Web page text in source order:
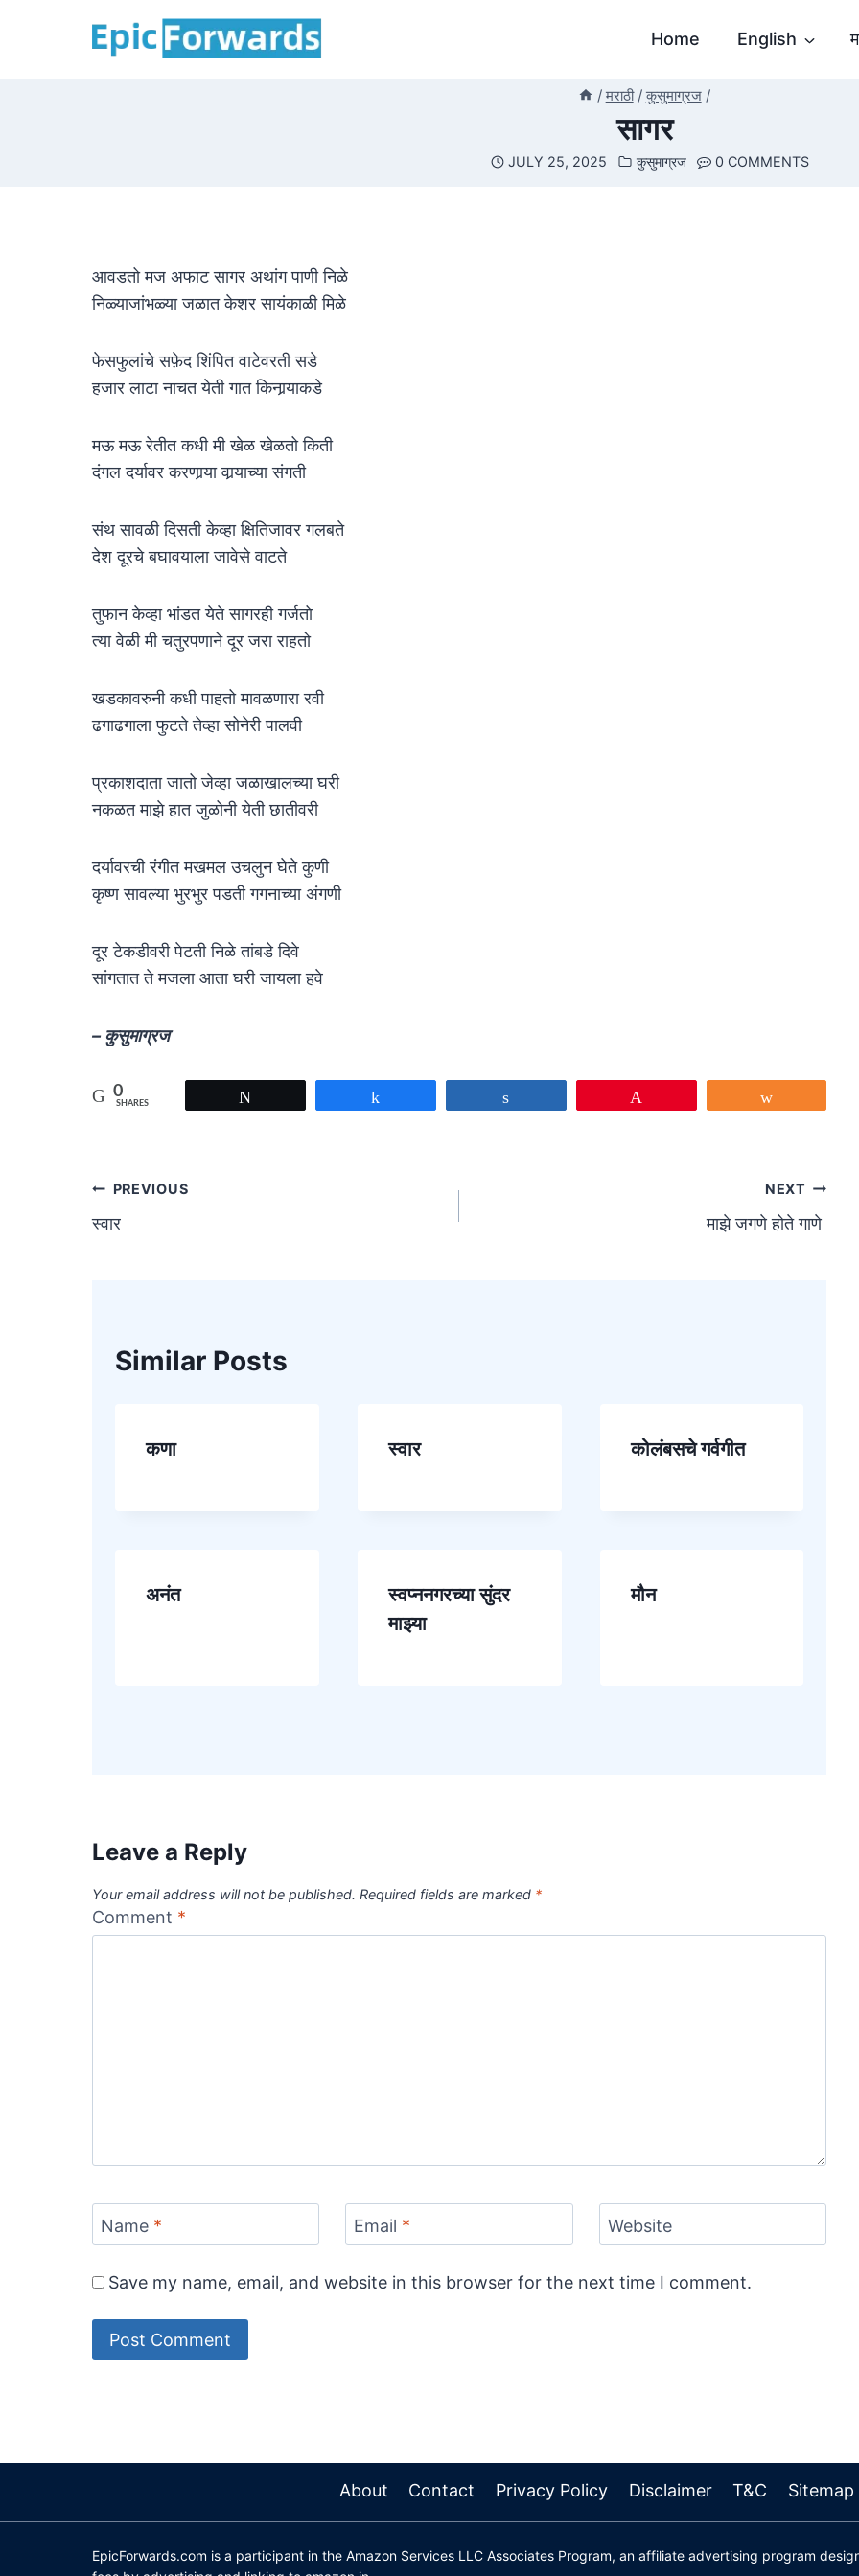
Home English
/ मराठी / कुसुमाग्रज /
सागर
JULY 25, 2025 कुसुमाग्रज 0 COMMENTS
आवडतो मज अफाट सागर अथांग पाणी निळे
निळ्याजांभळ्या जळात केशर सायंकाळी मिळे
फेसफुलांचे सफ़ेद शिंपित वाटेवरती सडे
हजार लाटा नाचत येती गात किनार्‍याकडे
मऊ मऊ रेतीत कधी मी खेळ खेळतो किती
दंगल दर्यावर करणार्‍या वार्‍याच्या संगती
संथ सावळी दिसती केव्हा क्षितिजावर गलबते
देश दूरचे बघावयाला जावेसे वाटते
तुफान केव्हा भांडत येते सागरही गर्जतो
त्या वेळी मी चतुरपणाने दूर जरा राहतो
खडकावरुनी कधी पाहतो मावळणारा रवी
ढगाढगाला फुटते तेव्हा सोनेरी पालवी
प्रकाशदाता जातो जेव्हा जळाखालच्या घरी
नकळत माझे हात जुळोनी येती छातीवरी
दर्यावरची रंगीत मखमल उचलुन घेते कुणी
कृष्ण सावल्या भुरभुर पडती गगनाच्या अंगणी
दूर टेकडीवरी पेटती निळे तांबडे दिवे
सांगतात ते मजला आता घरी जायला हवे
– कुसुमाग्रज
0
SHARES
Post
navigation
PREVIOUS
स्वार
NEXT
माझे जगणे होते गाणे
Similar Posts
कणा स्वार कोलंबसचे गर्वगीत
अनंत
स्वप्ननगरच्या सुंदर
माझ्या
मौन
Leave a Reply
Your email address will not be published. Required fields are marked *
Comment *
Name * Email * Website
Save my name, email, and website in this browser for the next time I comment.
About Contact Privacy Policy Disclaimer T&C Sitemap
EpicForwards.com is a participant in the Amazon Services LLC Associates Program, an affiliate advertising program